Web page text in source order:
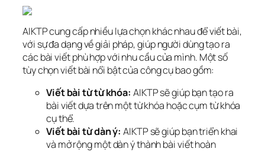
AIKTP cung cấp nhiều lựa chọn khác nhau để viết bài,
với sự đa dạng về giải pháp, giúp người dùng tạo ra
các bài viết phù hợp với nhu cầu của mình. Một số
tùy chọn viết bài nổi bật của công cụ bao gồm:
Viết bài từ từ khóa: AIKTP sẽ giúp bạn tạo ra
bài viết dựa trên một từ khóa hoặc cụm từ khóa
cụ thể.
Viết bài từ dàn ý:AIKTP sẽ giúp bạn triển khai
và mở rộng một dàn ý thành bài viết hoàn